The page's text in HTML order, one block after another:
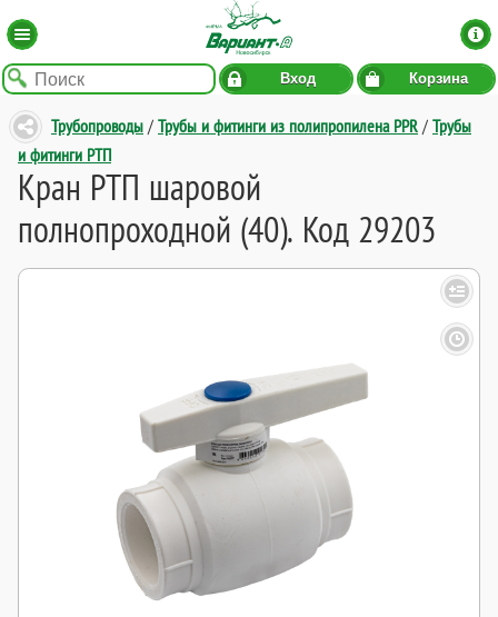
Вход Корзина
Трубопроводы / Трубы и фитинги из полипропилена PPR / Трубы
и фитинги РТП
Кран РТП шаровой
полнопроходной (40). Код 29203